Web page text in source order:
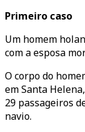
Primeiro caso
Um homem
com a esposa
O corpo do
em Santa
29 passageiros
navio.